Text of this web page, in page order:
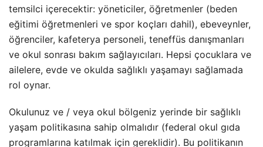
temsilci içerecektir: yöneticiler, öğretmenler (beden
eğitimi öğretmenleri ve spor koçları dahil), ebeveynler,
öğrenciler, kafeterya personeli, teneffüs danışmanları
ve okul sonrası bakım sağlayıcıları. Hepsi çocuklara ve
ailelere, evde ve okulda sağlıklı yaşamayı sağlamada
rol oynar.
Okulunuz ve / veya okul bölgeniz yerinde bir sağlıklı
yaşam politikasına sahip olmalıdır (federal okul gıda
programlarına katılmak için gereklidir). Bu politikanın